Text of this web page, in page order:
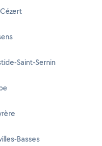
Saint-Sernin
Basses